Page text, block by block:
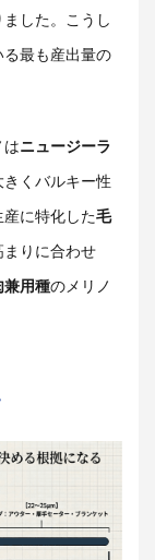
した。こうし
最も産出量の
はニュージーラ
くバルキー性
に特化した毛
りに合わせ
兼用種のメリノ